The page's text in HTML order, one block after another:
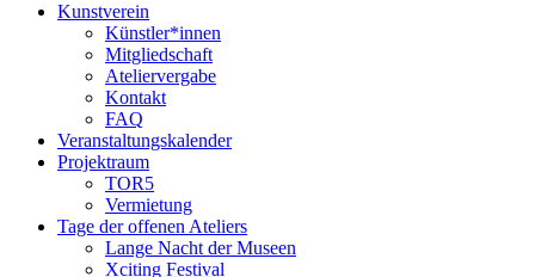
Kunstverein
Künstler*innen
Mitgliedschaft
Ateliervergabe
Kontakt
FAQ
Veranstaltungskalender
Projektraum
TOR5
Vermietung
Tage der offenen Ateliers
Lange Nacht der Museen
Xciting Festival